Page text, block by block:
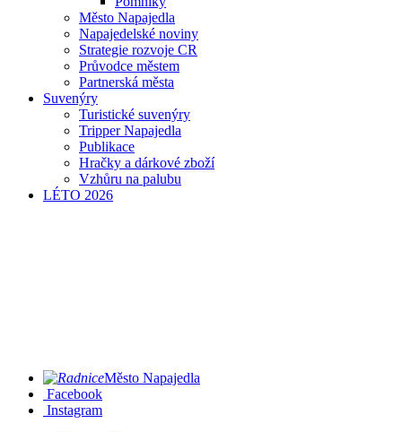
Město Napajedla
Napajedelské noviny
Strategie rozvoje CR
Průvodce městem
Partnerská města
Suvenýry
Turistické suvenýry
Tripper Napajedla
Publikace
Hračky a dárkové zboží
Vzhůru na palubu
LÉTO 2026
Město Napajedla
Facebook
Instagram